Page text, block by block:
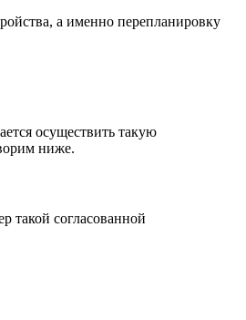
а именно перепланировку
осуществить такую
ниже.
такой согласованной